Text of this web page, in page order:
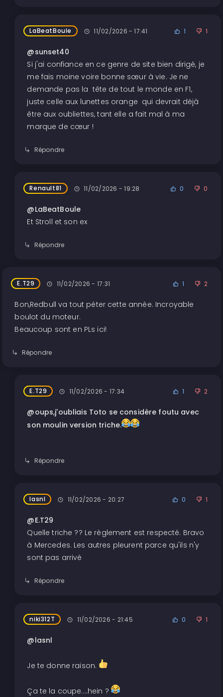
LaBeatBoule 11/02/2026 - 17:41 1 1
@sunset40
Si j'ai confiance en ce genre de site bien dirigé, je
me fais moine voire bonne sœur à vie. Je ne
demande pas la tête de tout le monde en F1,
juste celle aux lunettes orange qui devrait déjà
être aux oubliettes, tant elle a fait mal à ma
marque de cœur !
Répondre
Renault81 11/02/2026 - 19:28 0 0
@LaBeatBoule
Et Stroll et son ex
Répondre
E.T29 11/02/2026 - 17:31 1 2
Bon,Redbull va tout péter cette année. Incroyable
boulot du moteur.
Beaucoup sont en PLs ici!
Répondre
E.T29 11/02/2026 - 17:34 1 2
@oups,j'oubliais Toto se considère foutu avec
son moulin version triche.
Répondre
lasnl 11/02/2026 - 20:27 0 1
@E.T29
Quelle triche ?? Le règlement est respecté. Bravo
à Mercedes. Les autres pleurent parce qu'ils n'y
sont pas arrivé
Répondre
niki312T 11/02/2026 - 21:45 0 1
@lasnl
Je te donne raison.
Ça te la coupe....hein ?